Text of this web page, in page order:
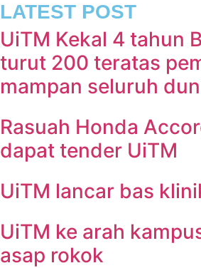
LATEST POST
UiTM Kekal 4 tahun
turut 200 teratas
mampan seluruh
Rasuah Honda
dapat tender UiTM
UiTM lancar bas
UiTM ke arah
asap rokok